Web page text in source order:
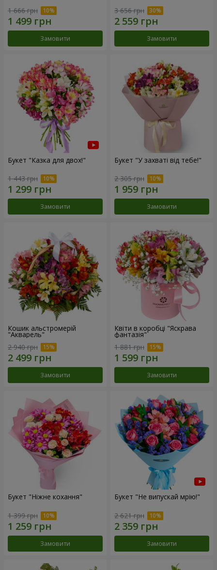
1 666 грн
Замовити
3 656 грн
Замовити
Букет "Казка для двох!"
1 443 грн
Замовити
Букет "У захваті від тебе!"
2 305 грн
Замовити
Кошик альстромерій
"Акварель"
2 940 грн
Замовити
Квіти в коробці "Яскрава
фантазія"
1 881 грн
Замовити
Букет "Ніжне кохання"
1 399 грн
Замовити
Букет "Не випускай мрію!"
2 621 грн
Замовити